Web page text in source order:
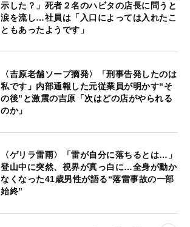
示した？」死者２名のハビタの店長に問うと
涙を流し…社員は「入口によっては入れたこ
ともあったようです」
〈吉原老舗ソープ摘発〉「刑事告発したのは
私です」内部通報した元従業員が明かす“そ
の後”と激震の吉原「次はどの店がやられる
のか」
〈ゲリラ雷雨〉「雷が自分に落ちるとは…」
登山中に突然、視界が真っ白に…全身が動か
なくなった41歳男性が語る“落雷事故の一部
始終”